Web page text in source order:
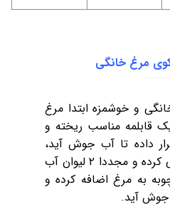
مرغ خانگی
و خوشمزه ابتدا مرغ
قابلمه مناسب ریخته و
داده تا آب جوش آید،
سپس آب قابلمه را خالی کرده و مجددا ۲ لیوان آب
به مرغ اضافه کرده و
جوش آید.